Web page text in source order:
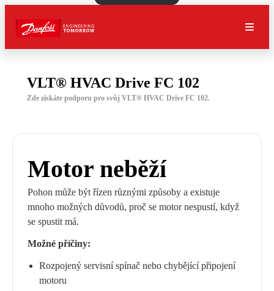
VLT® HVAC Drive FC 102
Zde získáte podporu pro svůj VLT® HVAC Drive FC 102.
Motor neběží
Pohon může být řízen různými způsoby a existuje
mnoho možných důvodů, proč se motor nespustí, když
se spustit má.
Možné příčiny:
Rozpojený servisní spínač nebo chybějící připojení
motoru